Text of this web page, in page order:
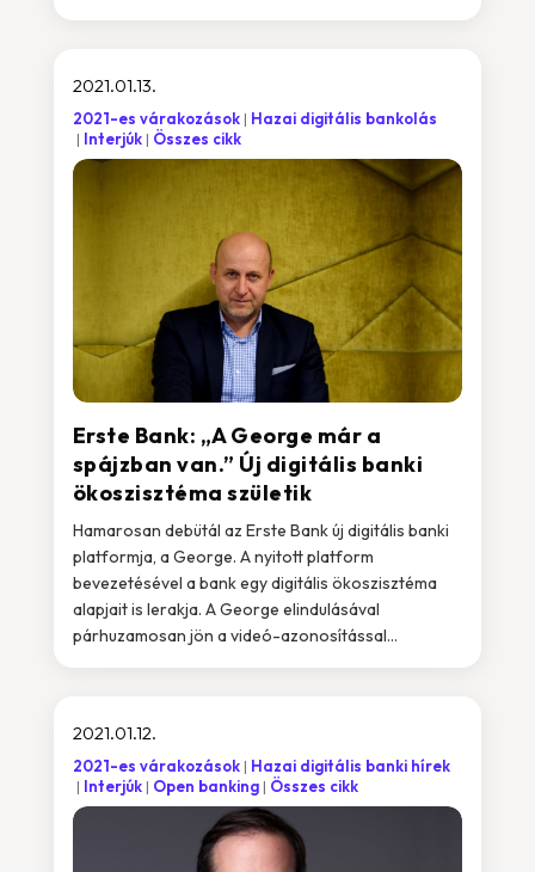
Erste Bank: „A George már a
spájzban van.” Új digitális banki
ökoszisztéma születik
2021.01.13.
2021-es várakozások
Hazai digitális bankolás
Interjúk
Összes cikk
Hamarosan debütál az Erste Bank új digitális banki
platformja, a George. A nyitott platform
bevezetésével a bank egy digitális ökoszisztéma
alapjait is lerakja. A George elindulásával
párhuzamosan jön a videó-azonosítással...
2021.01.12.
2021-es várakozások
Hazai digitális banki hírek
Interjúk
Open banking Összes cikk